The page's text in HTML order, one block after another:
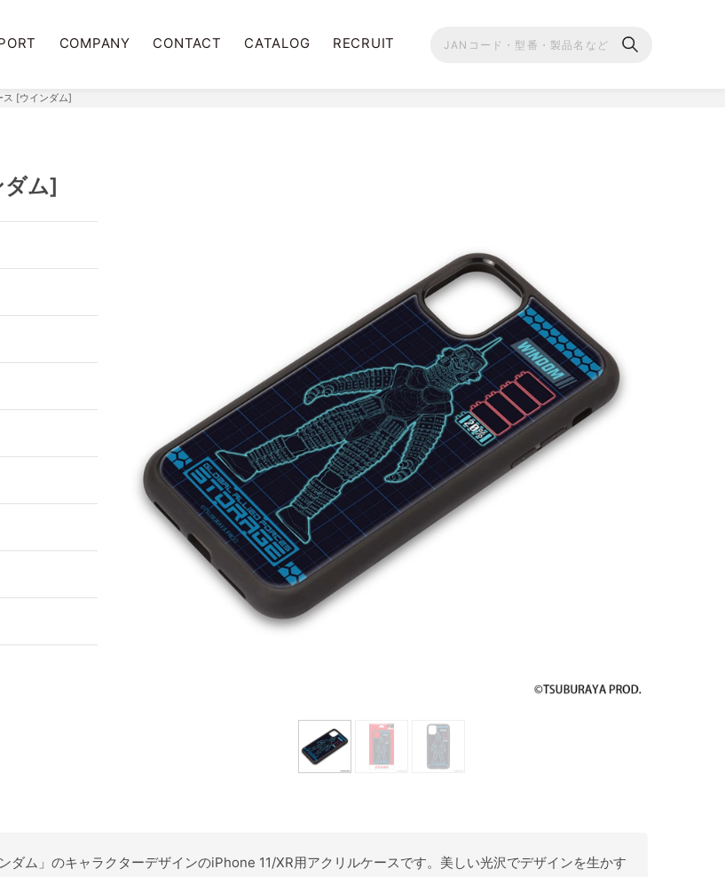
COMPANY CONTACT CATALOG RECRUIT
ス [ウインダム]
ダム]
ダム」のキャラクターデザインのiPhone 11/XR用アクリルケースです。美しい光沢でデザインを生かす